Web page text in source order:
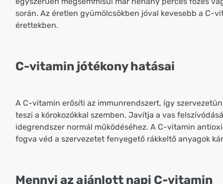
során. Az éretlen gyümölcsökben jóval kevesebb a C-
érettekben.
C-vitamin jótékony hatásai
A C-vitamin erősíti az immunrendszert, így
teszi a kórokozókkal szemben. Javítja a vas
idegrendszer normál működéséhez. A C-vitamin
fogva véd a szervezetet fenyegető rákkeltő anyagok
Mennyi az ajánlott napi C-vitamin